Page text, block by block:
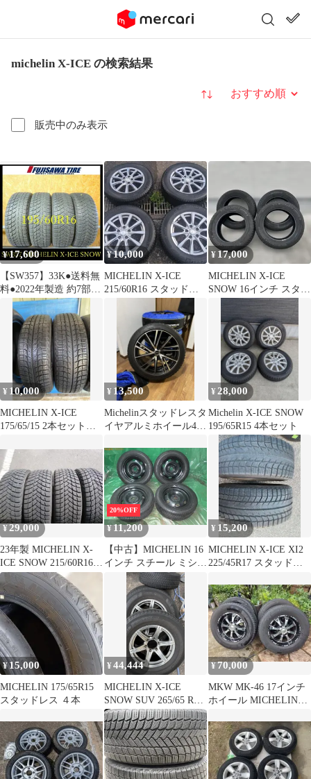
michelin X-ICE の検索結果
販売中のみ表示
並び替え
¥17,600
【SW357】33K●送料無
料●2022年製造 約7部山
●MICHELIN X-ICE
SNOW●195/60R16●4本
26104920
¥10,000
MICHELIN X-ICE
215/60R16 スタッドレ
¥ 17,000
MICHELIN X-ICE
SNOW 16インチ スタッ
ドレスタイヤ4本セット
¥ 10,000
MICHELIN X-ICE
175/65/15 2本セット
¥ 13,500
Michelinスタッドレスタ
イヤアルミホイール4本
格】
¥ 28,000
Michelin X-ICE SNOW
195/65R15 4本セット
¥29,000
23年製 MICHELIN X-
ICE SNOW 215/60R16 4
本
20%OFF
¥11,200
【中古】MICHELIN 16
インチ スチール ミシュ
ラン X-ICE
¥ 15,200
MICHELIN X-ICE XI2
225/45R17 スタッドレ
¥15,000
MICHELIN 175/65R15
スタッドレス ４本
¥44,444
MICHELIN X-ICE
SNOW SUV 265/65 R17
4本セット
¥70,000
MKW MK-46 17インチ
ホイール MICHELINス